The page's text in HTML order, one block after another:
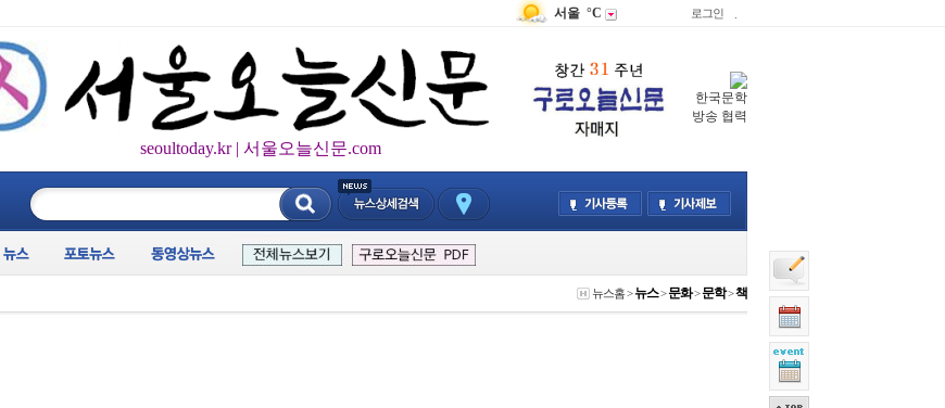
서울 °C 로그인
seoultoday.kr | 서울오늘신문.com
한국문학
방송 협력
뉴스홈>뉴스>문화>문학>책